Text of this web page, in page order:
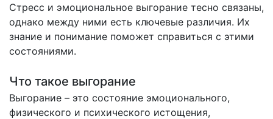
Стресс и эмоциональное выгорание тесно связаны,
однако между ними есть ключевые различия. Их
знание и понимание поможет справиться с этими
состояниями.
Что такое выгорание
Выгорание – это состояние эмоционального,
физического и психического истощения,